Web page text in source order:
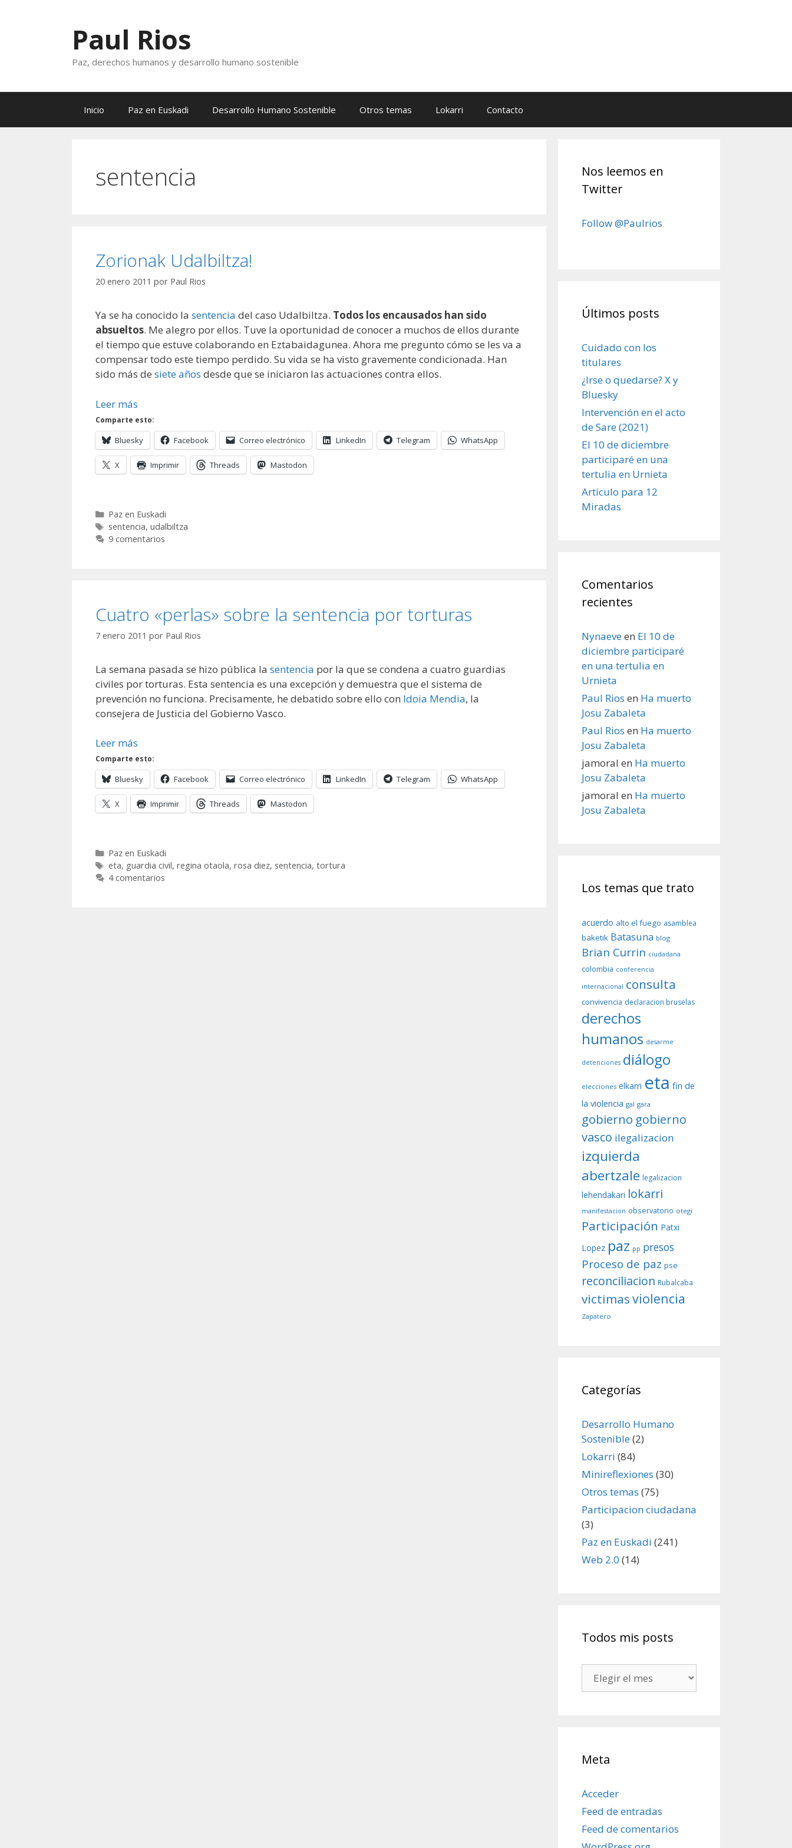
Paul Rios
Paz, derechos humanos y desarrollo humano sostenible
Inicio Paz en Euskadi Desarrollo Humano Sostenible Otros temas Lokarri Contacto
sentencia
Zorionak Udalbiltza!
20 enero 2011 por Paul Rios
Ya se ha conocido la sentencia del caso Udalbiltza. Todos los encausados han sido
absueltos. Me alegro por ellos. Tuve la oportunidad de conocer a muchos de ellos durante
el tiempo que estuve colaborando en Eztabaidagunea. Ahora me pregunto cómo se les va a
compensar todo este tiempo perdido. Su vida se ha visto gravemente condicionada. Han
sido más de siete años desde que se iniciaron las actuaciones contra ellos.
Leer más
Comparte esto:
Bluesky Facebook Correo electrónico LinkedIn Telegram WhatsApp
X Imprimir Threads Mastodon
Categorías
Paz en Euskadi
Etiquetas
sentencia, udalbiltza
9 comentarios
Cuatro «perlas» sobre la sentencia por torturas
7 enero 2011 por Paul Rios
La semana pasada se hizo pública la sentencia por la que se condena a cuatro guardias
civiles por torturas. Esta sentencia es una excepción y demuestra que el sistema de
prevención no funciona. Precisamente, he debatido sobre ello con Idoia Mendia, la
consejera de Justicia del Gobierno Vasco.
Leer más
Comparte esto:
Bluesky Facebook Correo electrónico LinkedIn Telegram WhatsApp
X Imprimir Threads Mastodon
Categorías
Paz en Euskadi
Etiquetas
eta, guardia civil, regina otaola, rosa diez, sentencia, tortura
4 comentarios
Nos leemos en
Twitter
Follow @Paulrios
Últimos posts
Cuidado con los
titulares
¿Irse o quedarse? X y
Bluesky
Intervención en el acto
de Sare (2021)
El 10 de diciembre
participaré en una
tertulia en Urnieta
Artículo para 12
Miradas
Comentarios
recientes
Nynaeveen El 10 de
diciembre participaré
en una tertulia en
Urnieta
Paul Rios en Ha muerto
Josu Zabaleta
Paul Rios en Ha muerto
Josu Zabaleta
jamoral en Ha muerto
Josu Zabaleta
jamoral en Ha muerto
Josu Zabaleta
Los temas que trato
acuerdo alto el fuego asamblea
baketik Batasuna blog
Brian Currin ciudadana
colombia conferencia
internacional consulta
convivencia declaracion bruselas
derechos
humanos desarme
detenciones diálogo
elecciones elkarri eta fin de
la violencia gal gara
gobierno gobierno
vasco ilegalizacion
izquierda
abertzale legalizacion
lehendakari lokarri
manifestacion observatorio otegi
Participación Patxi
Lopez paz pp presos
Proceso de paz pse
reconciliacion Rubalcaba
victimasviolencia
Zapatero
Categorías
Desarrollo Humano
Sostenible(2)
Lokarri (84)
Minireflexiones (30)
Otros temas (75)
Participacion ciudadana
(3)
Paz en Euskadi (241)
Web 2.0 (14)
Todos mis posts
mis
Meta
Acceder
Feed de entradas
Feed de comentarios